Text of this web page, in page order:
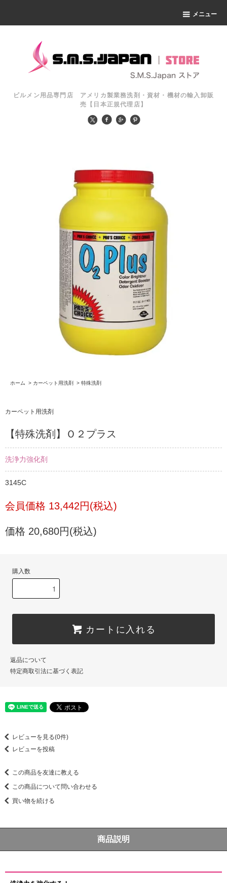
メニュー
ビルメン用品専門店 アメリカ製業務洗剤・資材・機材の輸入卸販
売【日本正規代理店】
ホーム > カーペット用洗剤 > 特殊洗剤
カーペット用洗剤
【特殊洗剤】Ｏ２プラス
洗浄力強化剤
3145C
会員価格 13,442円(税込)
価格 20,680円(税込)
購入数
カートに入れる
返品について
特定商取引法に基づく表記
レビューを見る(0件)
レビューを投稿
この商品を友達に教える
この商品について問い合わせる
買い物を続ける
商品説明